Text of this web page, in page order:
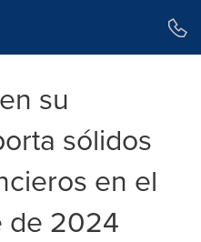
su
sólidos
en el
de 2024